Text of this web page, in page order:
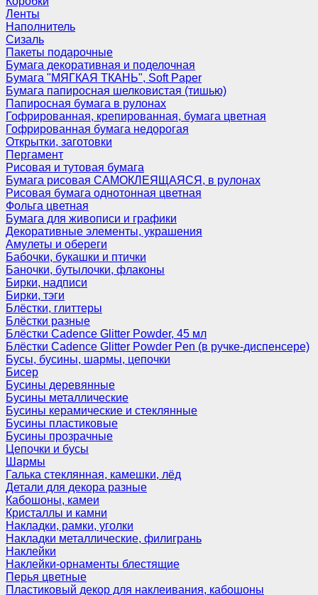
Ленты
Наполнитель
Сизаль
Пакеты подарочные
Бумага декоративная и поделочная
Бумага "МЯГКАЯ ТКАНЬ", Soft Paper
Бумага папиросная шелковистая (тишью)
Папиросная бумага в рулонах
Гофрированная, крепированная, бумага цветная
Гофрированная бумага недорогая
Открытки, заготовки
Пергамент
Рисовая и тутовая бумага
Бумага рисовая САМОКЛЕЯЩАЯСЯ, в рулонах
Рисовая бумага однотонная цветная
Фольга цветная
Бумага для живописи и графики
Декоративные элементы, украшения
Амулеты и обереги
Бабочки, букашки и птички
Баночки, бутылочки, флаконы
Бирки, надписи
Бирки, тэги
Блёстки, глиттеры
Блёстки разные
Блёстки Cadence Glitter Powder, 45 мл
Блёстки Cadence Glitter Powder Pen (в ручке-диспенсере)
Бусы, бусины, шармы, цепочки
Бисер
Бусины деревянные
Бусины металлические
Бусины керамические и стеклянные
Бусины пластиковые
Бусины прозрачные
Цепочки и бусы
Шармы
Галька стеклянная, камешки, лёд
Детали для декора разные
Кабошоны, камеи
Кристаллы и камни
Накладки, рамки, уголки
Накладки металлические, филигрань
Наклейки
Наклейки-орнаменты блестящие
Перья цветные
Пластиковый декор для наклеивания, кабошоны